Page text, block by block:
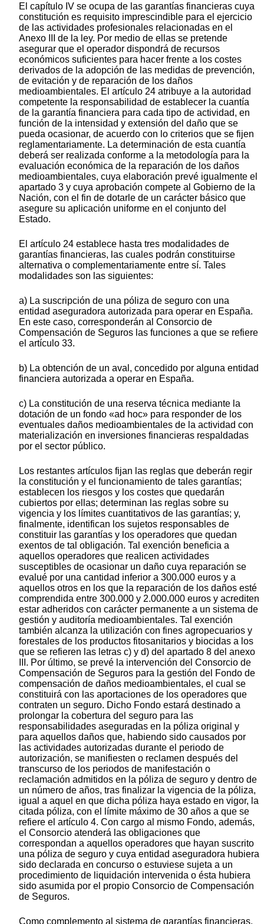
El capítulo IV se ocupa de las garantías financieras cuya
constitución es requisito imprescindible para el ejercicio
de las actividades profesionales relacionadas en el
Anexo III de la ley. Por medio de ellas se pretende
asegurar que el operador dispondrá de recursos
económicos suficientes para hacer frente a los costes
derivados de la adopción de las medidas de prevención,
de evitación y de reparación de los daños
medioambientales. El artículo 24 atribuye a la autoridad
competente la responsabilidad de establecer la cuantía
de la garantía financiera para cada tipo de actividad, en
función de la intensidad y extensión del daño que se
pueda ocasionar, de acuerdo con lo criterios que se fijen
reglamentariamente. La determinación de esta cuantía
deberá ser realizada conforme a la metodología para la
evaluación económica de la reparación de los daños
medioambientales, cuya elaboración prevé igualmente el
apartado 3 y cuya aprobación compete al Gobierno de la
Nación, con el fin de dotarle de un carácter básico que
asegure su aplicación uniforme en el conjunto del
Estado.
El artículo 24 establece hasta tres modalidades de
garantías financieras, las cuales podrán constituirse
alternativa o complementariamente entre sí. Tales
modalidades son las siguientes:
a) La suscripción de una póliza de seguro con una
entidad aseguradora autorizada para operar en España.
En este caso, corresponderán al Consorcio de
Compensación de Seguros las funciones a que se refiere
el artículo 33.
b) La obtención de un aval, concedido por alguna entidad
financiera autorizada a operar en España.
c) La constitución de una reserva técnica mediante la
dotación de un fondo «ad hoc» para responder de los
eventuales daños medioambientales de la actividad con
materialización en inversiones financieras respaldadas
por el sector público.
Los restantes artículos fijan las reglas que deberán regir
la constitución y el funcionamiento de tales garantías;
establecen los riesgos y los costes que quedarán
cubiertos por ellas; determinan las reglas sobre su
vigencia y los límites cuantitativos de las garantías; y,
finalmente, identifican los sujetos responsables de
constituir las garantías y los operadores que quedan
exentos de tal obligación. Tal exención beneficia a
aquellos operadores que realicen actividades
susceptibles de ocasionar un daño cuya reparación se
evalué por una cantidad inferior a 300.000 euros y a
aquellos otros en los que la reparación de los daños esté
comprendida entre 300.000 y 2.000.000 euros y acrediten
estar adheridos con carácter permanente a un sistema de
gestión y auditoría medioambientales. Tal exención
también alcanza la utilización con fines agropecuarios y
forestales de los productos fitosanitarios y biocidas a los
que se refieren las letras c) y d) del apartado 8 del anexo
III. Por último, se prevé la intervención del Consorcio de
Compensación de Seguros para la gestión del Fondo de
compensación de daños medioambientales, el cual se
constituirá con las aportaciones de los operadores que
contraten un seguro. Dicho Fondo estará destinado a
prolongar la cobertura del seguro para las
responsabilidades aseguradas en la póliza original y
para aquellos daños que, habiendo sido causados por
las actividades autorizadas durante el periodo de
autorización, se manifiesten o reclamen después del
transcurso de los periodos de manifestación o
reclamación admitidos en la póliza de seguro y dentro de
un número de años, tras finalizar la vigencia de la póliza,
igual a aquel en que dicha póliza haya estado en vigor, la
citada póliza, con el límite máximo de 30 años a que se
refiere el artículo 4. Con cargo al mismo Fondo, además,
el Consorcio atenderá las obligaciones que
correspondan a aquellos operadores que hayan suscrito
una póliza de seguro y cuya entidad aseguradora hubiera
sido declarada en concurso o estuviese sujeta a un
procedimiento de liquidación intervenida o ésta hubiera
sido asumida por el propio Consorcio de Compensación
de Seguros.
Como complemento al sistema de garantías financieras,